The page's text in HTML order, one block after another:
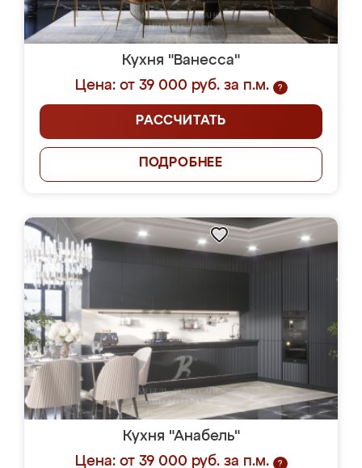
Кухня "Ванесса"
Цена: от 39 000 руб. за п.м.
?
РАССЧИТАТЬ
ПОДРОБНЕЕ
Кухня "Анабель"
Цена: от 39 000 руб. за п.м.
?